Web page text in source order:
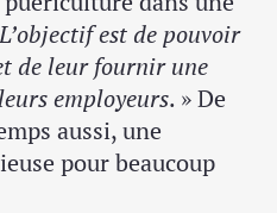
L’objectif est de pouvoir
de leur fournir une
employeurs. » De
aussi, une
pour beaucoup